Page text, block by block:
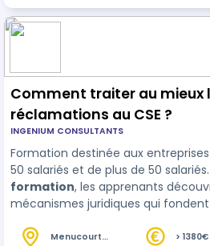
personnelles.
Comment traiter au mieux
réclamations au CSE ?
INGENIUM CONSULTANTS
Formation destinée aux
50 salariés et de plus de 50
formation, les apprenants
mécanismes juridiques qui
types et d'un cas pratique en
Menucourt
> 1380€